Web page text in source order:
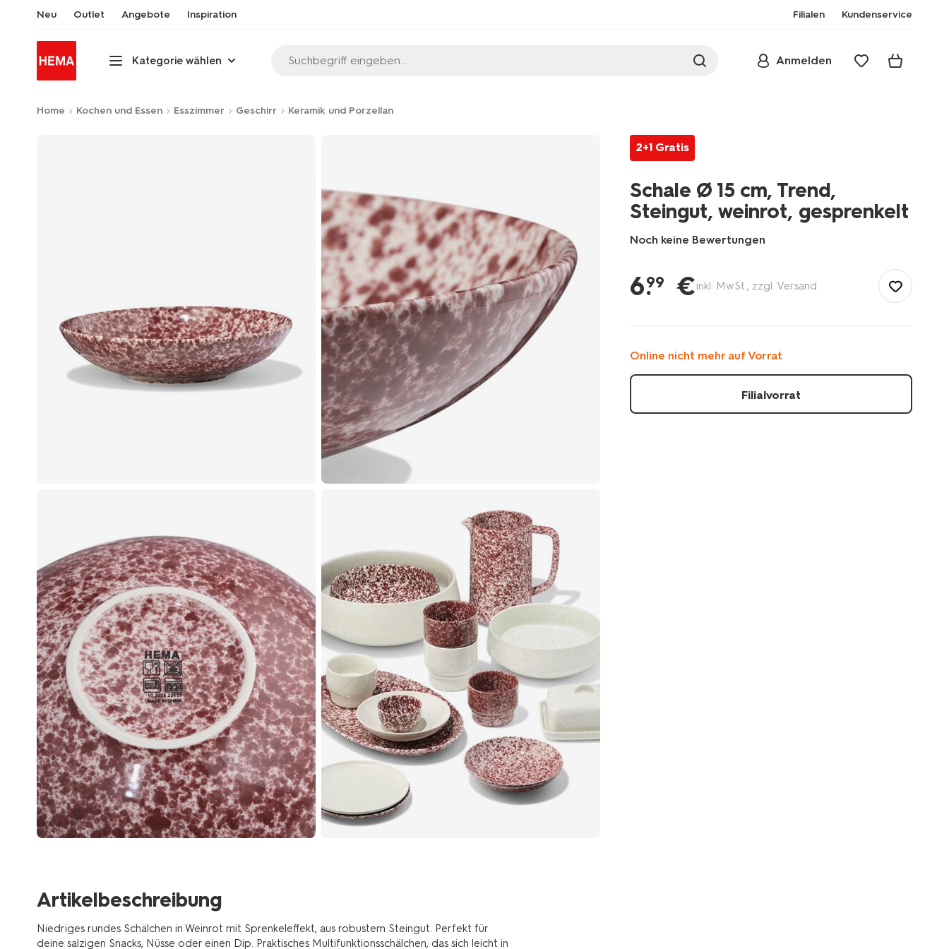
Neu Outlet Angebote Inspiration Filialen Kundenservice
Kategorie wählen Suchbegriff eingeben... Anmelden
Home Kochen und Essen Esszimmer Geschirr Keramik und Porzellan
Artikelbeschreibung
Niedriges rundes Schälchen in Weinrot mit Sprenkeleffekt, aus robustem Steingut. Perfekt für
deine salzigen Snacks, Nüsse oder einen Dip. Praktisches Multifunktionsschälchen, das sich leicht in
2+1 Gratis
Schale Ø 15 cm, Trend,
Steingut, weinrot, gesprenkelt
Noch keine Bewertungen
essen/esszimmer/geschirr/keramik-
trend-
steingut-
gesprenkelt-
6.
99 €inkl. MwSt., zzgl. Versand
Online nicht mehr auf Vorrat
Filialvorrat